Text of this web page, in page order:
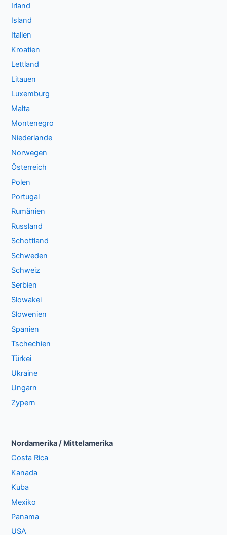
Irland
Island
Italien
Kroatien
Lettland
Litauen
Luxemburg
Malta
Montenegro
Niederlande
Norwegen
Österreich
Polen
Portugal
Rumänien
Russland
Schottland
Schweden
Schweiz
Serbien
Slowakei
Slowenien
Spanien
Tschechien
Türkei
Ukraine
Ungarn
Zypern
Nordamerika / Mittelamerika
Costa Rica
Kanada
Kuba
Mexiko
Panama
USA